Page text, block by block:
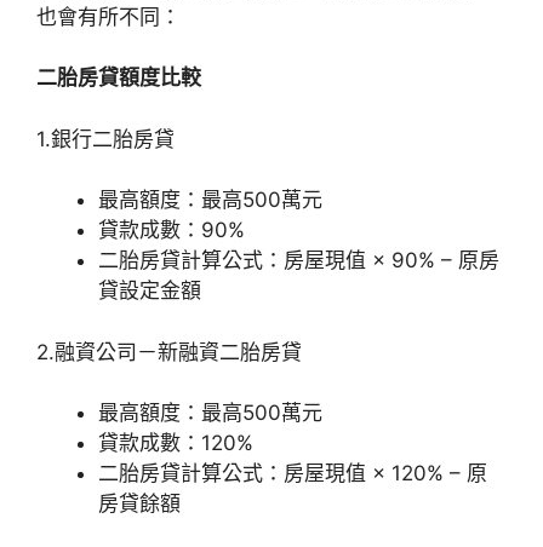
也會有所不同：
二胎房貸額度比較
1.銀行二胎房貸
最高額度：最高500萬元
貸款成數：90%
二胎房貸計算公式：房屋現值 × 90% – 原房
貸設定金額
2.融資公司－新融資二胎房貸
最高額度：最高500萬元
貸款成數：120%
二胎房貸計算公式：房屋現值 × 120% – 原
房貸餘額